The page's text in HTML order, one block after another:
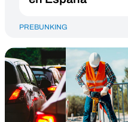
PREBUNKING